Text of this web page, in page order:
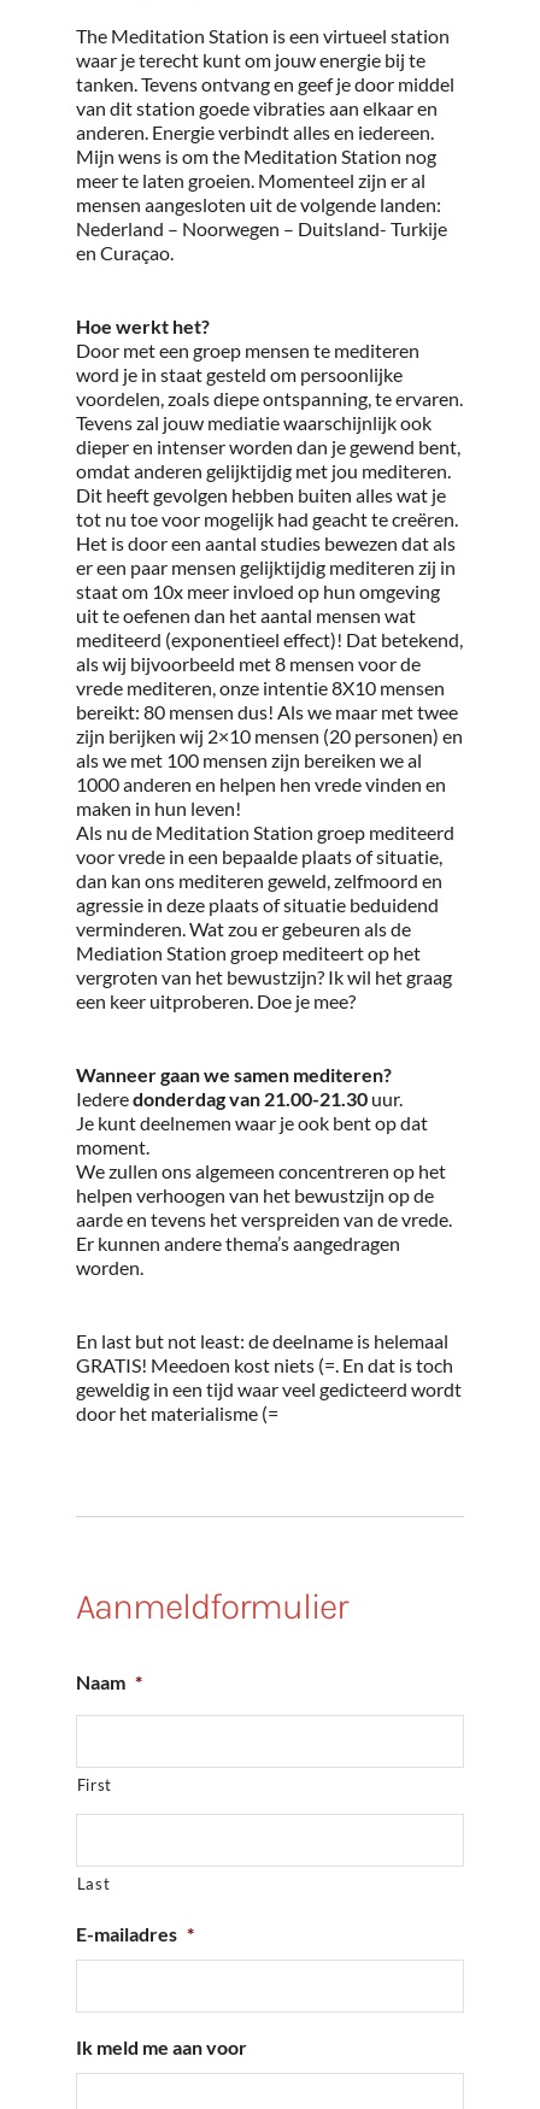
The Meditation Station is een virtueel station
waar je terecht kunt om jouw energie bij te
tanken. Tevens ontvang en geef je door middel
van dit station goede vibraties aan elkaar en
anderen. Energie verbindt alles en iedereen.
Mijn wens is om the Meditation Station nog
meer te laten groeien. Momenteel zijn er al
mensen aangesloten uit de volgende landen:
Nederland – Noorwegen – Duitsland- Turkije
en Curaçao.
Hoe werkt het?
Door met een groep mensen te mediteren
word je in staat gesteld om persoonlijke
voordelen, zoals diepe ontspanning, te ervaren.
Tevens zal jouw mediatie waarschijnlijk ook
dieper en intenser worden dan je gewend bent,
omdat anderen gelijktijdig met jou mediteren.
Dit heeft gevolgen hebben buiten alles wat je
tot nu toe voor mogelijk had geacht te creëren.
Het is door een aantal studies bewezen dat als
er een paar mensen gelijktijdig mediteren zij in
staat om 10x meer invloed op hun omgeving
uit te oefenen dan het aantal mensen wat
mediteerd (exponentieel effect)! Dat betekend,
als wij bijvoorbeeld met 8 mensen voor de
vrede mediteren, onze intentie 8X10 mensen
bereikt: 80 mensen dus! Als we maar met twee
zijn berijken wij 2×10 mensen (20 personen) en
als we met 100 mensen zijn bereiken we al
1000 anderen en helpen hen vrede vinden en
maken in hun leven!
Als nu de Meditation Station groep mediteerd
voor vrede in een bepaalde plaats of situatie,
dan kan ons mediteren geweld, zelfmoord en
agressie in deze plaats of situatie beduidend
verminderen. Wat zou er gebeuren als de
Mediation Station groep mediteert op het
vergroten van het bewustzijn? Ik wil het graag
een keer uitproberen. Doe je mee?
Wanneer gaan we samen mediteren?
Iederedonderdag van 21.00-21.30uur.
Je kunt deelnemen waar je ook bent op dat
moment.
We zullen ons algemeen concentreren op het
helpen verhoogen van het bewustzijn op de
aarde en tevens het verspreiden van de vrede.
Er kunnen andere thema’s aangedragen
worden.
En last but not least: de deelname is helemaal
GRATIS! Meedoen kost niets (=. En dat is toch
geweldig in een tijd waar veel gedicteerd wordt
door het materialisme (=
Aanmeldformulier
Naam *
First
Last
E-mailadres *
Ik meld me aan voor